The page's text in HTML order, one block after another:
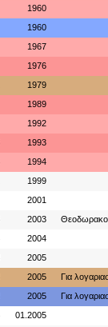
1960
1960
1967
1976
1979
1989
1992
1993
1994
1999
2001
2003
2004
2005
2005 Για
2005 Για
01.2005